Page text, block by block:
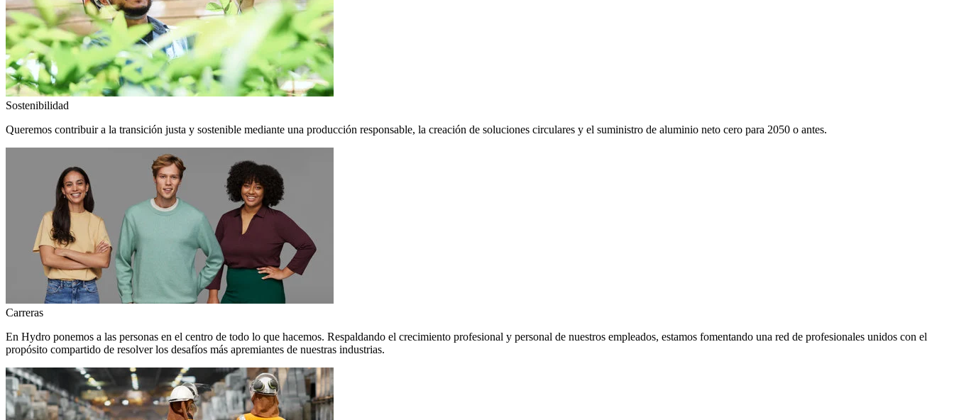
Sostenibilidad
Queremos contribuir a la transición justa y sostenible mediante una producción responsable, la creación de soluciones circulares y el suministro de aluminio neto cero para 2050 o antes.
Carreras
En Hydro ponemos a las personas en el centro de todo lo que hacemos. Respaldando el crecimiento profesional y personal de nuestros empleados, estamos fomentando una red de profesionales unidos con el
propósito compartido de resolver los desafíos más apremiantes de nuestras industrias.